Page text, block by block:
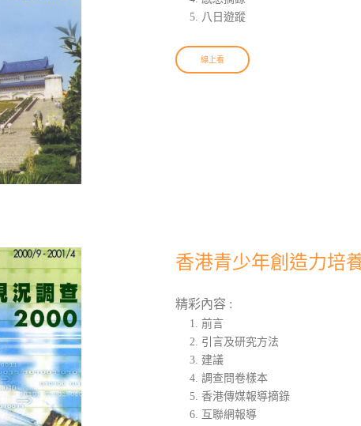
八日遊蹤
線上看
香港青少年創造力培
精彩內容 :
前言
引言及研究方法
建議
調查問卷樣本
香港傳媒報導摘錄
互聯網報導